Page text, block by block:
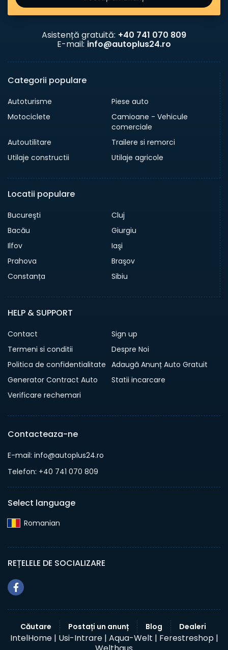
Asistență gratuită: +40 741 070 809
E-mail: info@autoplus24.ro
Categorii populare
Autoturisme
Piese auto
Motociclete
Camioane - Vehicule
comerciale
Autoutilitare
Trailere si remorci
Utilaje constructii
Utilaje agricole
Locatii populare
Bucureşti
Cluj
Bacău
Giurgiu
Ilfov
Iaşi
Prahova
Braşov
Constanța
Sibiu
HELP & SUPPORT
Contact
Sign up
Termeni si conditii
Despre Noi
Politica de confidentialitate Adaugă Anunț Auto Gratuit
Generator Contract Auto
Statii incarcare
Verificare rechemari
Contacteaza-ne
E-mail: info@autoplus24.ro
Telefon: +40 741 070 809
Select language
Romanian‎
REȚELELE DE SOCIALIZARE
Căutare Postați un anunț Blog Dealeri
IntelHome | Usi-Intrare | Aqua-Welt | Ferestreshop |